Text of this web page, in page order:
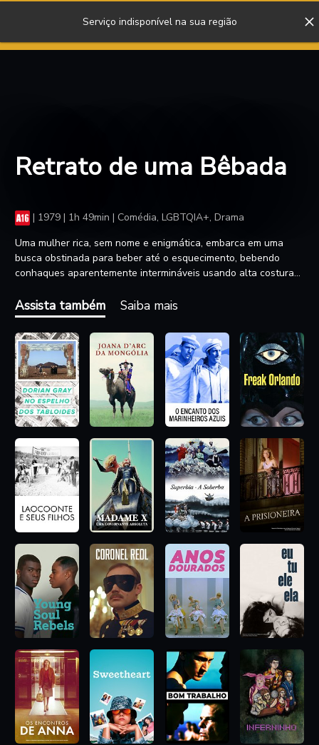
Serviço indisponível na sua região
Retrato de uma Bêbada
| 1979 | 1h 49min | Comédia, LGBTQIA+, Drama
Uma mulher rica, sem nome e enigmática, embarca em uma
busca obstinada para beber até o esquecimento, bebendo
conhaques aparentemente intermináveis usando alta costura
roqueiros, punks, escritores, artistas, motoristas de táxi e
outros bêbados. A primeira parte da trilogia de Berlim realizada
por Ulrike Ottinger, "Retrato de uma Bêbada" é uma radical
colaboração feminista para o Novo Cinema Alemão. Uma
cápsula do tempo da Berlim dos anos 70, um registro da sua
cultura alternativa e um passeio turístico pelos locais boêmios
da cidade.
Assista também Saiba mais